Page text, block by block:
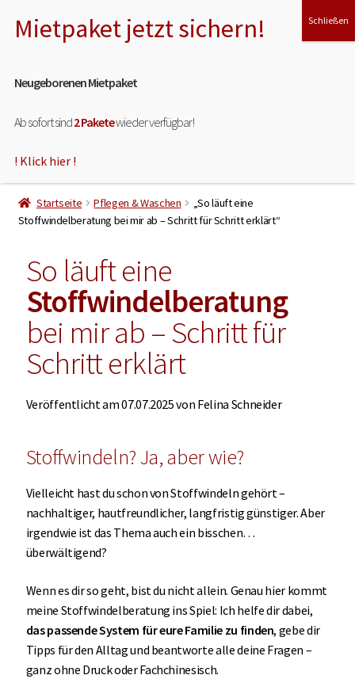
ÜBER MICH
MEINE LEISTUNGEN
MIET- & TESTPAKET
SHOP
Startseite Pflegen & Waschen
„So läuft eine
Stoffwindelberatung bei mir ab – Schritt für Schritt erklärt“
So läuft eine
Stoffwindelberatung
bei mir ab – Schritt für
Schritt erklärt
Veröffentlicht am 07.07.2025 von Felina Schneider
Stoffwindeln? Ja, aber wie?
Vielleicht hast du schon von Stoffwindeln gehört –
nachhaltiger, hautfreundlicher, langfristig günstiger. Aber
irgendwie ist das Thema auch ein bisschen…
überwältigend?
Wenn es dir so geht, bist du nicht allein. Genau hier kommt
meine Stoffwindelberatung ins Spiel: Ich helfe dir dabei,
das passende System für eure Familie zu finden, gebe dir
Tipps für den Alltag und beantworte alle deine Fragen –
ganz ohne Druck oder Fachchinesisch.
Neugeborenen Mietpaket
Ab sofort sind2 Paketewieder verfügbar!
! Klick hier !